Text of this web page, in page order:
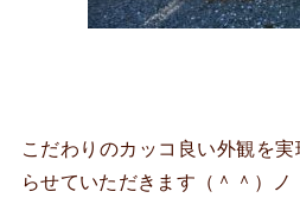
こだわりのカッコ良い外観を
らせていただきます（＾＾）ノ